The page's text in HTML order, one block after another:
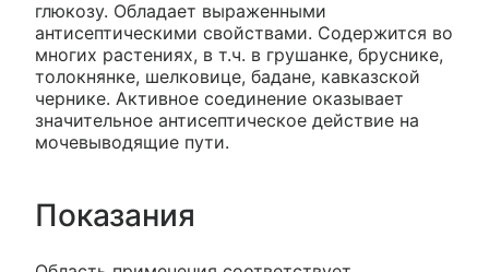
глюкозу. Обладает выраженными
антисептическими свойствами. Содержится во
многих растениях, в т.ч. в грушанке, бруснике,
толокнянке, шелковице, бадане, кавказской
чернике. Активное соединение оказывает
значительное антисептическое действие на
мочевыводящие пути.
Показания